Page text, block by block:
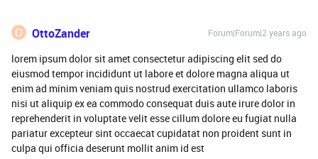
O OttoZander Forum|Forum|2 years ago
lorem ipsum dolor sit amet consectetur adipiscing elit sed do
eiusmod tempor incididunt ut labore et dolore magna aliqua ut
enim ad minim veniam quis nostrud exercitation ullamco laboris
nisi ut aliquip ex ea commodo consequat duis aute irure dolor in
reprehenderit in voluptate velit esse cillum dolore eu fugiat nulla
pariatur excepteur sint occaecat cupidatat non proident sunt in
culpa qui officia deserunt mollit anim id est